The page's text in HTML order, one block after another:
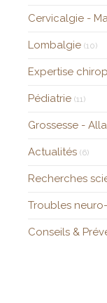
Cervicalgie -
Lombalgie (10)
Expertise
Pédiatrie (11)
Grossesse -
Actualités (6)
Recherches
Troubles
Conseils &